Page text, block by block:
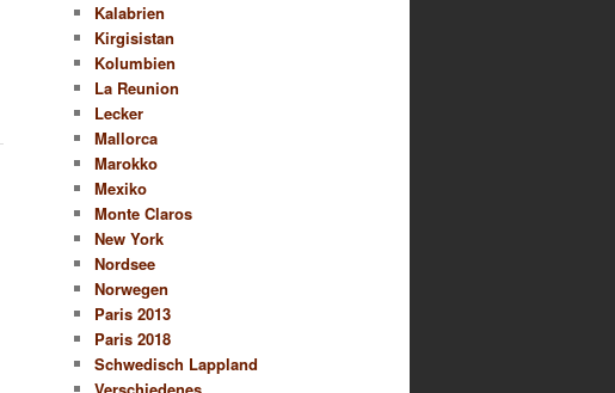
Kalabrien
Kirgisistan
Kolumbien
La Reunion
Lecker
Mallorca
Marokko
Mexiko
Monte Claros
New York
Nordsee
Norwegen
Paris 2013
Paris 2018
Schwedisch Lappland